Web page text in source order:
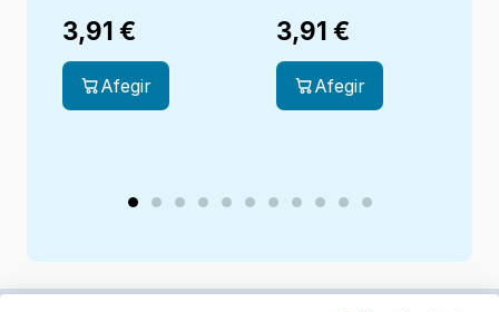
3,91 €
Afegir
3,91 €
Afegir